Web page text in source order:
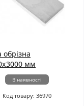
мм
В наявності
Код товару: 36970